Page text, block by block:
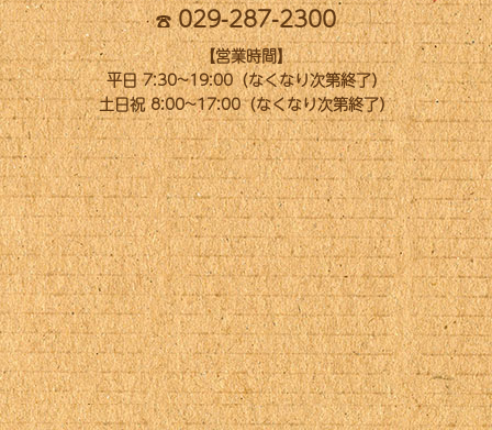
029-287-2300
【営業時間】
平日 7:30~19:00（なくなり次第終了）
土日祝 8:00~17:00（なくなり次第終了）